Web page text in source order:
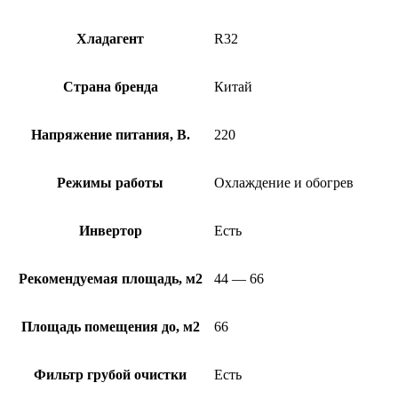
Хладагент R32
Страна бренда Китай
Напряжение питания, В. 220
Режимы работы Охлаждение и обогрев
Инвертор Есть
Рекомендуемая площадь, м2 44 — 66
Площадь помещения до, м2 66
Фильтр грубой очистки Есть